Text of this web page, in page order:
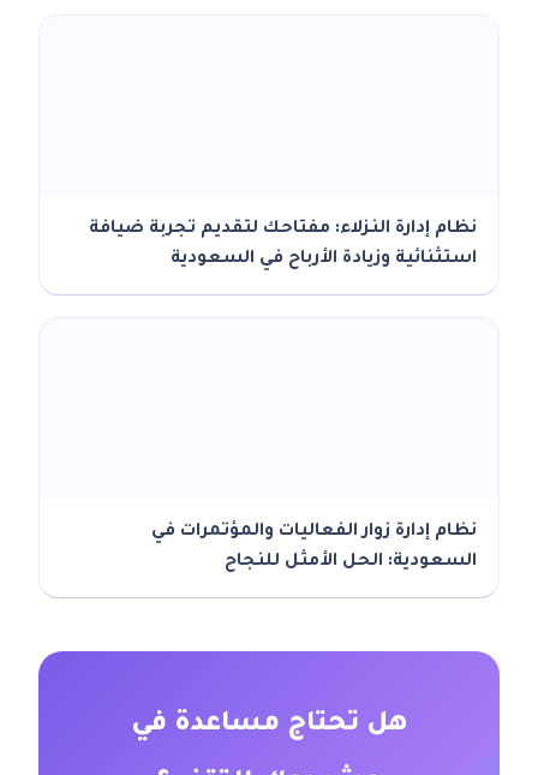
نظام إدارة النزلاء: مفتاحك لتقديم تجربة ضيافة
استثنائية وزيادة الأرباح في السعودية
نظام إدارة زوار الفعاليات والمؤتمرات في
السعودية: الحل الأمثل للنجاح
هل تحتاج مساعدة في